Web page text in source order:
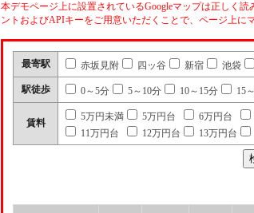
本デモページ上に設置されているGoogleマップは正しく
ントおよびAPIキーをご用意いただくことで、ページ上に
最寄駅 赤坂見附 四ッ谷 新宿 池袋
駅徒歩 0～5分 5～10分 10～15分 15
賃料
5万円未満 5万円台 6万円台
11万円台
12万円台 13万円台